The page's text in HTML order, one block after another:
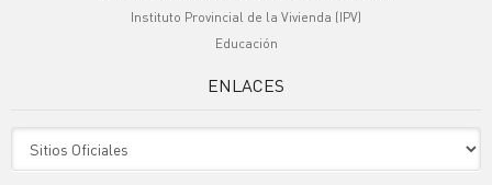
Instituto Provincial de la Vivienda (IPV)
Educación
ENLACES